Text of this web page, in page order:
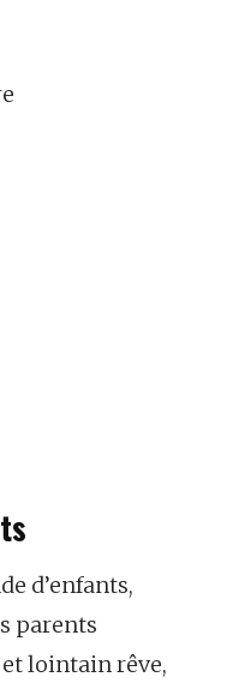
d’enfants,
parents
lointain rêve,